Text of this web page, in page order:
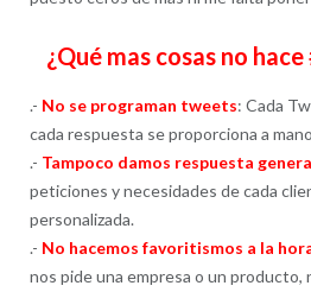
¿Qué mas cosas no
.- No se programan tweets: Cada
cada respuesta se proporciona a
.- Tampoco damos respuesta
peticiones y necesidades de cada
personalizada.
.- No hacemos favoritismos a la
nos pide una empresa o un producto,